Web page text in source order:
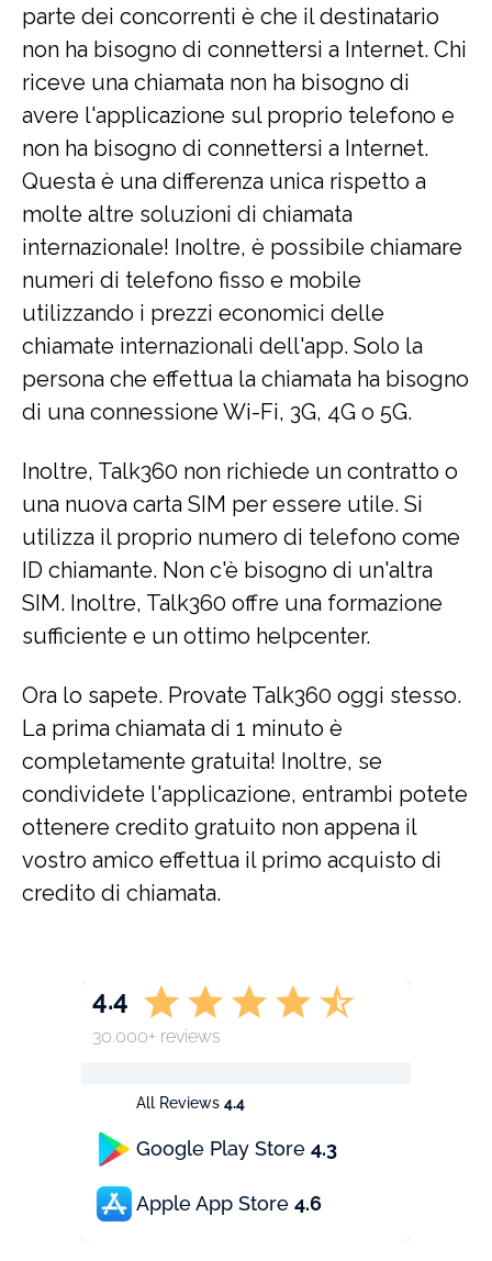
parte dei concorrenti è che il destinatario
non ha bisogno di connettersi a Internet. Chi
riceve una chiamata non ha bisogno di
avere l'applicazione sul proprio telefono e
non ha bisogno di connettersi a Internet.
Questa è una differenza unica rispetto a
molte altre soluzioni di chiamata
internazionale! Inoltre, è possibile chiamare
numeri di telefono fisso e mobile
utilizzando i prezzi economici delle
chiamate internazionali dell'app. Solo la
persona che effettua la chiamata ha bisogno
di una connessione Wi-Fi, 3G, 4G o 5G.
Inoltre, Talk360 non richiede un contratto o
una nuova carta SIM per essere utile. Si
utilizza il proprio numero di telefono come
ID chiamante. Non c'è bisogno di un'altra
SIM. Inoltre, Talk360 offre una formazione
sufficiente e un ottimo helpcenter.
Ora lo sapete. Provate Talk360 oggi stesso.
La prima chiamata di 1 minuto è
completamente gratuita! Inoltre, se
condividete l'applicazione, entrambi potete
ottenere credito gratuito non appena il
vostro amico effettua il primo acquisto di
credito di chiamata.
All Reviews 4.4
Google Play Store 4.3
Apple App Store 4.6
4.4
30.000+ reviews